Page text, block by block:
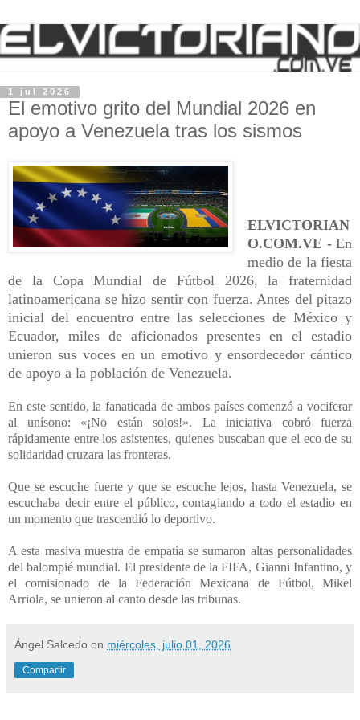
1 jul 2026
El emotivo grito del Mundial 2026 en
apoyo a Venezuela tras los sismos
ELVICTORIAN
O.COM.VE - En
medio de la fiesta
de la Copa Mundial de Fútbol 2026, la fraternidad
latinoamericana se hizo sentir con fuerza. Antes del pitazo
inicial del encuentro entre las selecciones de México y
Ecuador, miles de aficionados presentes en el estadio
unieron sus voces en un emotivo y ensordecedor cántico
de apoyo a la población de Venezuela.
En este sentido, la fanaticada de ambos países comenzó a vociferar
al unísono: «¡No están solos!». La iniciativa cobró fuerza
rápidamente entre los asistentes, quienes buscaban que el eco de su
solidaridad cruzara las fronteras.
Que se escuche fuerte y que se escuche lejos, hasta Venezuela, se
escuchaba decir entre el público, contagiando a todo el estadio en
un momento que trascendió lo deportivo.
A esta masiva muestra de empatía se sumaron altas personalidades
del balompié mundial. El presidente de la FIFA, Gianni Infantino, y
el comisionado de la Federación Mexicana de Fútbol, Mikel
Arriola, se unieron al canto desde las tribunas.
Ángel Salcedo on miércoles, julio 01, 2026
Compartir